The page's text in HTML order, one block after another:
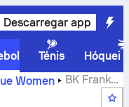
Descarregar app
Ténis
Hóquei
Women
BK Frank
calendário e